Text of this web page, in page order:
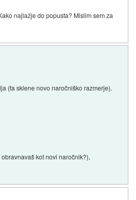
najlažje do popusta? Mislim sem za
(ta sklene novo naročniško razmerje).
kot novi naročnik?),